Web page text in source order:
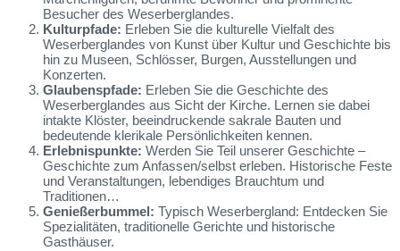
Besucher des Weserberglandes.
Kulturpfade: Erleben Sie die kulturelle Vielfalt des
Weserberglandes von Kunst über Kultur und Geschichte bis
hin zu Museen, Schlösser, Burgen, Ausstellungen und
Konzerten.
Glaubenspfade: Erleben Sie die Geschichte des
Weserberglandes aus Sicht der Kirche. Lernen sie dabei
intakte Klöster, beeindruckende sakrale Bauten und
bedeutende klerikale Persönlichkeiten kennen.
Erlebnispunkte: Werden Sie Teil unserer Geschichte –
Geschichte zum Anfassen/selbst erleben. Historische Feste
und Veranstaltungen, lebendiges Brauchtum und
Traditionen…
Genießerbummel: Typisch Weserbergland: Entdecken Sie
Spezialitäten, traditionelle Gerichte und historische
Gasthäuser.